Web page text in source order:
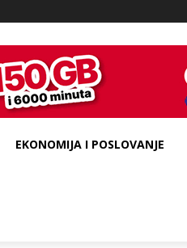
EKONOMIJA I POSLOVANJE